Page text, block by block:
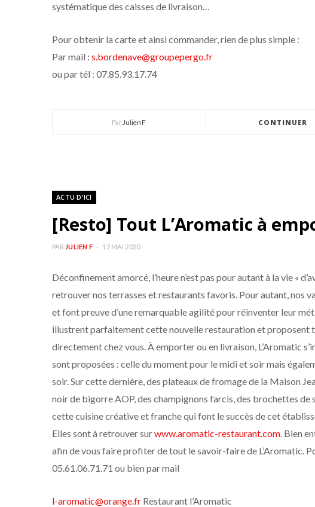
systématique des caisses de livraison…
Pour obtenir la carte et ainsi commander, rien de plus simple :
Par mail : s.bordenave@groupepergo.fr
ou par tél : 07.85.93.17.74
ParJulien F CONTINUER
ACTU D'ICI
[Resto] Tout L’Aromatic à
PAR JULIEN F 12 MAI 2020
Déconfinement amorcé, l’heure n’est pas pour autant à la vie «
retrouver nos terrasses et restaurants favoris. Pour autant, nos
et font preuve d’une remarquable agilité pour réinventer leur
illustrent parfaitement cette nouvelle restauration et proposent
directement chez vous. À emporter ou en livraison, L’Aromatic
sont proposées : celle du moment pour le midi et soir mais
soir. Sur cette dernière, des plateaux de fromage de la Maison
noir de bigorre AOP, des champignons farcis, des brochettes
cette cuisine créative et franche qui font le succès de cet
Elles sont à retrouver surwww.aromatic-restaurant.com. Bien
afin de vous faire profiter de tout le savoir-faire de L’Aromatic.
05.61.06.71.71 ou bien par mail
l-aromatic@orange.fr Restaurant l’Aromatic